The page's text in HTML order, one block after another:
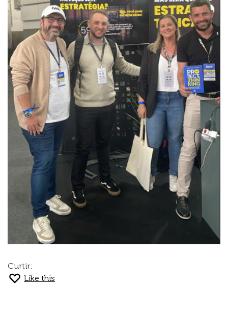
Curtir:
Like this